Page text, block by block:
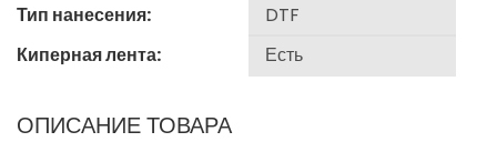
Тип нанесения:
Киперная лента:
ОПИСАНИЕ ТОВАРА